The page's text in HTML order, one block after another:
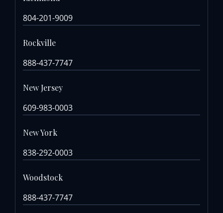
804-201-9009
Rockville
888-437-7747
New Jersey
609-983-0003
New York
838-292-0003
Woodstock
888-437-7747